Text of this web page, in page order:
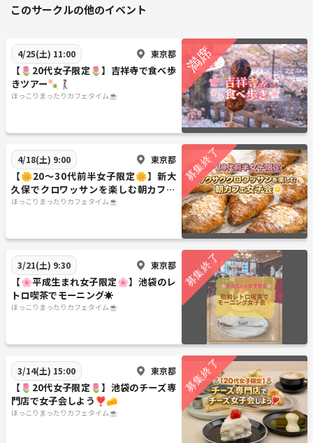
このサークルの他のイベント
4/25(土) 11:00 東京都
【🌷20代女子限定🌷】吉祥寺で食べ歩
きツアー🍡🚶‍♀️
ほっこりまったりカフェタイム☕️
4/18(土) 9:00 東京都
【🌼20〜30代前半女子限定🌼】新大
久保でクロワッサンを楽しむ朝カフェ
会🥐
ほっこりまったりカフェタイム☕️
3/21(土) 9:30 東京都
【🌸平成生まれ女子限定🌸】池袋のレ
トロ喫茶でモーニング☀️
ほっこりまったりカフェタイム☕️
3/14(土) 15:00 東京都
【🌷20代女子限定🌷】池袋のチーズ専
門店で女子会しよう❣️🧀
ほっこりまったりカフェタイム☕️